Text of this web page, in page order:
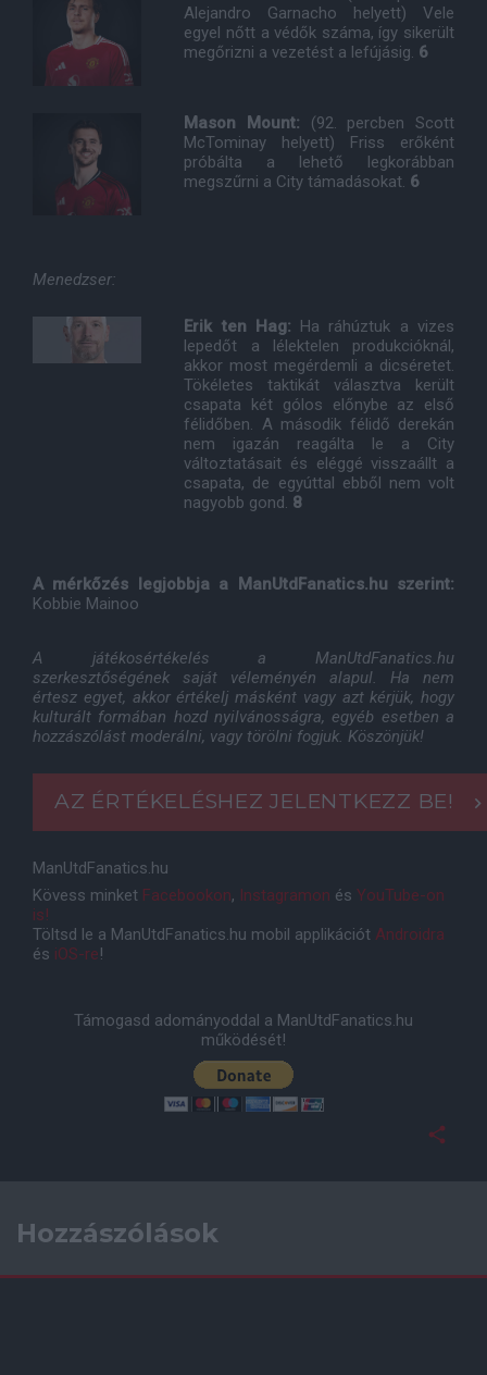
Alejandro Garnacho helyett) Vele
egyel nőtt a védők száma, így sikerült
megőrizni a vezetést a lefújásig. 6
Mason Mount: (92. percben Scott
McTominay helyett) Friss erőként
próbálta a lehető legkorábban
megszűrni a City támadásokat. 6
Menedzser:
Erik ten Hag: Ha ráhúztuk a vizes
lepedőt a lélektelen produkcióknál,
akkor most megérdemli a dicséretet.
Tökéletes taktikát választva került
csapata két gólos előnybe az első
félidőben. A második félidő derekán
nem igazán reagálta le a City
változtatásait és eléggé visszaállt a
csapata, de egyúttal ebből nem volt
nagyobb gond. 8
A mérkőzés legjobbja a ManUtdFanatics.hu szerint:
Kobbie Mainoo
A játékosértékelés a ManUtdFanatics.hu
szerkesztőségének saját véleményén alapul. Ha nem
értesz egyet, akkor értékelj másként vagy azt kérjük, hogy
kulturált formában hozd nyilvánosságra, egyéb esetben a
hozzászólást moderálni, vagy törölni fogjuk. Köszönjük!
AZ ÉRTÉKELÉSHEZ JELENTKEZZ BE!
ManUtdFanatics.hu
Kövess minket Facebookon, Instagramon és YouTube-on
is!
Töltsd le a ManUtdFanatics.hu mobil applikációt Androidra
és iOS-re!
Támogasd adományoddal a ManUtdFanatics.hu
működését!
Hozzászólások